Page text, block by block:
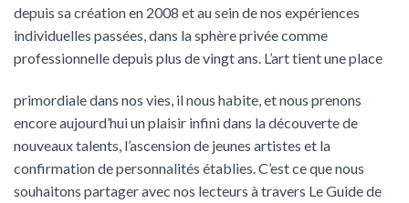
depuis sa création en 2008 et au sein de nos expériences
individuelles passées, dans la sphère privée comme
professionnelle depuis plus de vingt ans. L’art tient une place
primordiale dans nos vies, il nous habite, et nous prenons
encore aujourd’hui un plaisir infini dans la découverte de
nouveaux talents, l’ascension de jeunes artistes et la
confirmation de personnalités établies. C’est ce que nous
souhaitons partager avec nos lecteurs à travers Le Guide de